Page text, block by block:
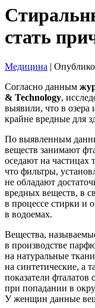
стать
Медицина |
Согласно данным
& Technology,
выявили, что в озера
крайне вредные для
По выявленным
веществ занимают
оседают на частицах
что фильтры,
не обладают
вредных веществ, в
в процессе стирки и
в водоемах.
Вещества,
в производстве
на натуральные
на синтетические, а
показатели фталатов
при попадании в
У женщин данные